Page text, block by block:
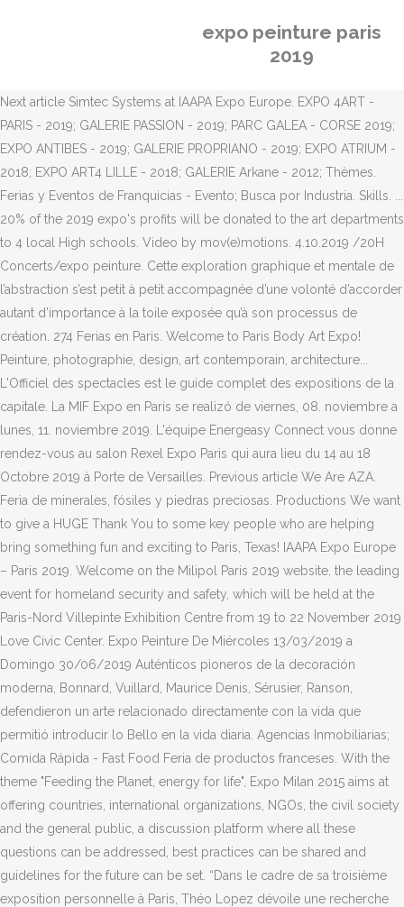
expo peinture paris
2019
Next article Simtec Systems at IAAPA Expo Europe. EXPO 4ART -
PARIS - 2019; GALERIE PASSION - 2019; PARC GALEA - CORSE 2019;
EXPO ANTIBES - 2019; GALERIE PROPRIANO - 2019; EXPO ATRIUM -
2018; EXPO ART4 LILLE - 2018; GALERIE Arkane - 2012; Thèmes.
Ferias y Eventos de Franquicias - Evento; Busca por Industria. Skills. ...
20% of the 2019 expo's profits will be donated to the art departments
to 4 local High schools. Video by mov(e)motions. 4.10.2019 /20H
Concerts/expo peinture. Cette exploration graphique et mentale de
l’abstraction s’est petit à petit accompagnée d’une volonté d’accorder
autant d’importance à la toile exposée qu’à son processus de
création. 274 Ferias en Paris. Welcome to Paris Body Art Expo!
Peinture, photographie, design, art contemporain, architecture...
L'Officiel des spectacles est le guide complet des expositions de la
capitale. La MIF Expo en París se realizó de viernes, 08. noviembre a
lunes, 11. noviembre 2019. L'équipe Energeasy Connect vous donne
rendez-vous au salon Rexel Expo Paris qui aura lieu du 14 au 18
Octobre 2019 à Porte de Versailles. Previous article We Are AZA.
Feria de minerales, fósiles y piedras preciosas. Productions We want
to give a HUGE Thank You to some key people who are helping
bring something fun and exciting to Paris, Texas! IAAPA Expo Europe
– Paris 2019. Welcome on the Milipol Paris 2019 website, the leading
event for homeland security and safety, which will be held at the
Paris-Nord Villepinte Exhibition Centre from 19 to 22 November 2019
Love Civic Center. Expo Peinture De Miércoles 13/03/2019 a
Domingo 30/06/2019 Auténticos pioneros de la decoración
moderna, Bonnard, Vuillard, Maurice Denis, Sérusier, Ranson,
defendieron un arte relacionado directamente con la vida que
permitió introducir lo Bello en la vida diaria. Agencias Inmobiliarias;
Comida Rápida - Fast Food Feria de productos franceses. With the
theme "Feeding the Planet, energy for life", Expo Milan 2015 aims at
offering countries, international organizations, NGOs, the civil society
and the general public, a discussion platform where all these
questions can be addressed, best practices can be shared and
guidelines for the future can be set. “Dans le cadre de sa troisième
exposition personnelle à Paris, Théo Lopez dévoile une recherche